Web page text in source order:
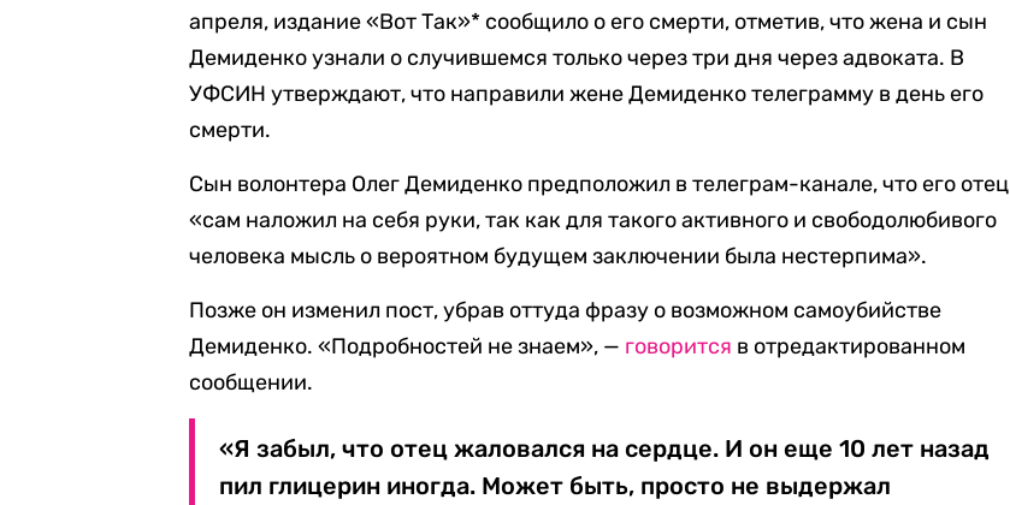
апреля, издание «Вот Так»* сообщило о его смерти, отметив, что жена и сын
Демиденко узнали о случившемся только через три дня через адвоката. В
УФСИН утверждают, что направили жене Демиденко телеграмму в день его
смерти.
Сын волонтера Олег Демиденко предположил в телеграм-канале, что его отец
«сам наложил на себя руки, так как для такого активного и свободолюбивого
человека мысль о вероятном будущем заключении была нестерпима».
Позже он изменил пост, убрав оттуда фразу о возможном самоубийстве
Демиденко. «Подробностей не знаем», — говорится в отредактированном
сообщении.
«Я забыл, что отец жаловался на сердце. И он еще 10 лет назад
пил глицерин иногда. Может быть, просто не выдержал